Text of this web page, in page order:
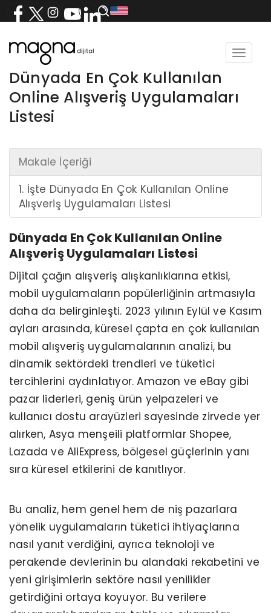
Toggle
Dünyada En Çok Kullanılan
Online Alışveriş Uygulamaları
Listesi
Makale İçeriği
1. İşte Dünyada En Çok Kullanılan Online
Alışveriş Uygulamaları Listesi
Dünyada En Çok Kullanılan Online
Alışveriş Uygulamaları Listesi
Dijital çağın alışveriş alışkanlıklarına etkisi,
mobil uygulamaların popülerliğinin artmasıyla
daha da belirginleşti. 2023 yılının Eylül ve Kasım
ayları arasında, küresel çapta en çok kullanılan
mobil alışveriş uygulamalarının analizi, bu
dinamik sektördeki trendleri ve tüketici
tercihlerini aydınlatıyor. Amazon ve eBay gibi
pazar liderleri, geniş ürün yelpazeleri ve
kullanıcı dostu arayüzleri sayesinde zirvede yer
alırken, Asya menşeili platformlar Shopee,
Lazada ve AliExpress, bölgesel güçlerinin yanı
sıra küresel etkilerini de kanıtlıyor.
Bu analiz, hem genel hem de niş pazarlara
yönelik uygulamaların tüketici ihtiyaçlarına
nasıl yanıt verdiğini, ayrıca teknoloji ve
perakende devlerinin bu alandaki rekabetini ve
yeni girişimlerin sektöre nasıl yenilikler
getirdiğini ortaya koyuyor. Bu verilere